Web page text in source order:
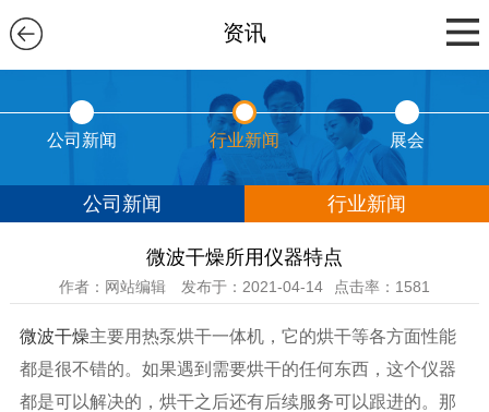
资讯
公司新闻 行业新闻 展会
公司新闻 行业新闻
微波干燥所用仪器特点
作者：网站编辑 发布于：2021-04-14 点击率：1581
微波干燥主要用热泵烘干一体机，它的烘干等各方面性能
都是很不错的。如果遇到需要烘干的任何东西，这个仪器
都是可以解决的，烘干之后还有后续服务可以跟进的。那